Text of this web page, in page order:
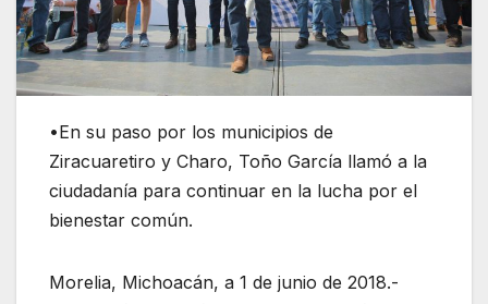
•En su paso por los municipios de
Ziracuaretiro y Charo, Toño García llamó a la
ciudadanía para continuar en la lucha por el
bienestar común.
Morelia, Michoacán, a 1 de junio de 2018.-